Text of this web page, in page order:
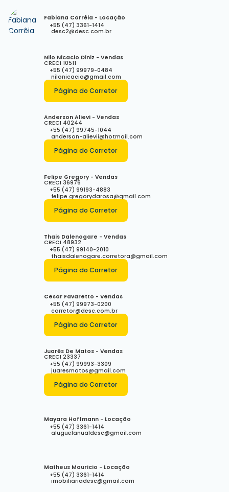
Fabiana Corrêia - Locação
+55 (47) 3361-1414
desc2@desc.com.br
Nilo Nicacio Diniz - Vendas
CRECI 10511
+55 (47) 99979-0484
nilonicacio@gmail.com
Página do Corretor
Anderson Alievi - Vendas
CRECI 40244
+55 (47) 99745-1044
anderson-alievii@hotmail.com
Página do Corretor
Felipe Gregory - Vendas
CRECI 36976
+55 (47) 99193-4883
felipe.gregorydarosa@gmail.com
Página do Corretor
Thais Dalenogare - Vendas
CRECI 48932
+55 (47) 99140-2010
thaisdalenogare.corretora@gmail.com
Página do Corretor
Cesar Favaretto - Vendas
+55 (47) 99973-0200
corretor@desc.com.br
Página do Corretor
Juarês De Matos - Vendas
CRECI 23337
+55 (47) 99993-3309
juaresmatos@gmail.com
Página do Corretor
Mayara Hoffmann - Locação
+55 (47) 3361-1414
aluguelanualdesc@gmail.com
Matheus Mauricio - Locação
+55 (47) 3361-1414
imobiliariadesc@gmail.com